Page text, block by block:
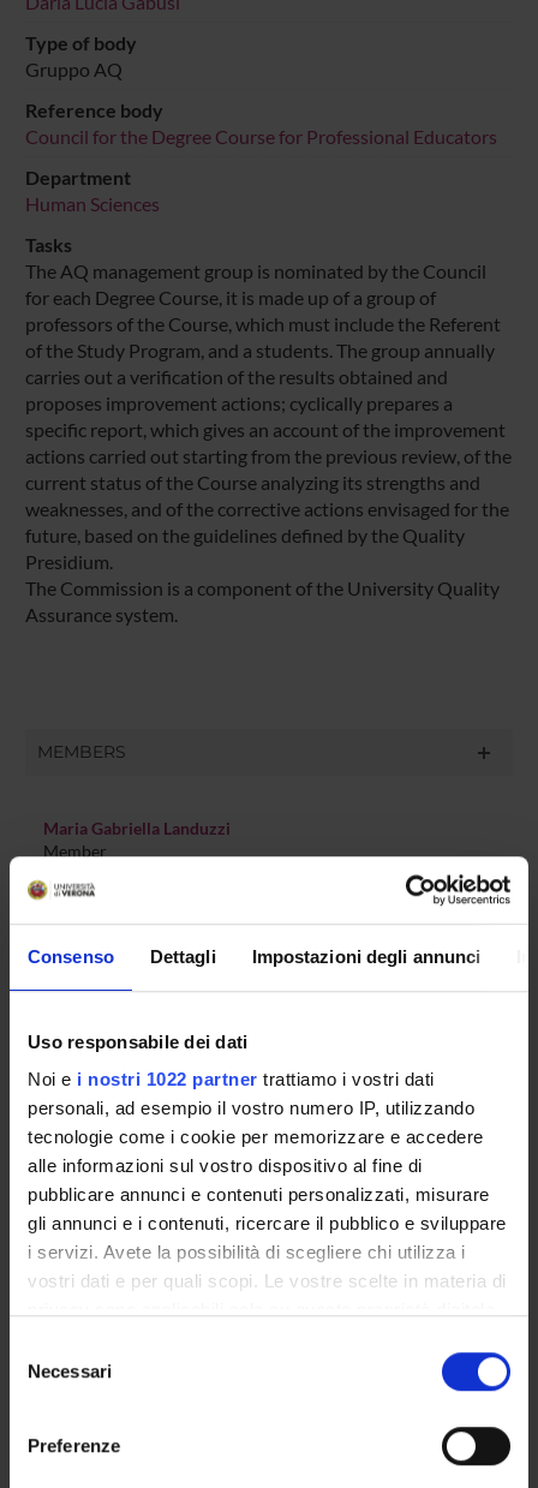
Consenso Dettagli Impostazioni degli annunci
Uso responsabile dei dati
Noi e i nostri 1022 partner trattiamo i vostri dati
personali, ad esempio il vostro numero IP, utilizzando
tecnologie come i cookie per memorizzare e accedere
alle informazioni sul vostro dispositivo al fine di
pubblicare annunci e contenuti personalizzati, misurare
gli annunci e i contenuti, ricercare il pubblico e sviluppare
i servizi. Avete la possibilità di scegliere chi utilizza i
vostri dati e per quali scopi. Le vostre scelte in materia di
modificare o revocare il proprio consenso in qualsiasi
momento dalla Dichiarazione sui cookie o facendo clic
delNecessari
Preferenze
Type of body
Gruppo AQ
Reference body
Council for the Degree Course for Professional Educators
Department
Human Sciences
Tasks
The AQ management group is nominated by the Council
for each Degree Course, it is made up of a group of
professors of the Course, which must include the Referent
of the Study Program, and a students. The group annually
carries out a verification of the results obtained and
proposes improvement actions; cyclically prepares a
specific report, which gives an account of the improvement
actions carried out starting from the previous review, of the
current status of the Course analyzing its strengths and
weaknesses, and of the corrective actions envisaged for the
future, based on the guidelines defined by the Quality
Presidium.
The Commission is a component of the University Quality
Assurance system.
MEMBERS
Maria Gabriella Landuzzi
Member
Rosanna Cima
Federica De Cordova
Daria Lucia Gabusi
Chair
Beatrice Martini
Rtudent representative
Chiara Sita'
Member
Fabio Vicini
Member
RECORDS AND DOCUMENTS